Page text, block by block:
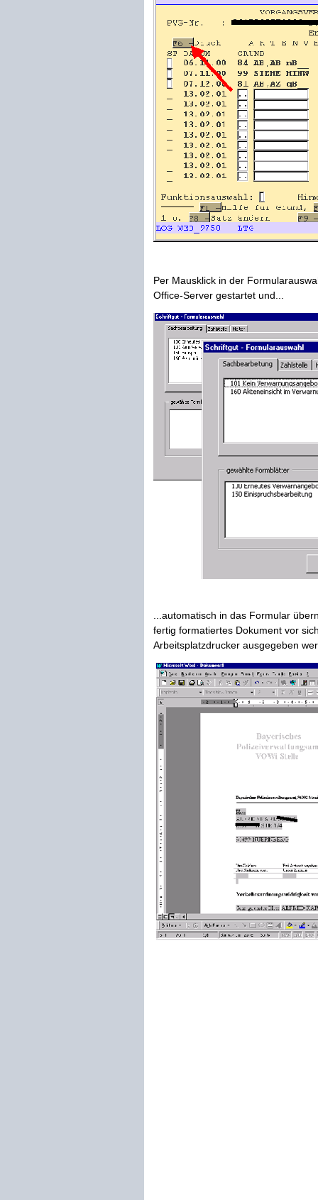
Per Mausklick in der
Office-Server gestartet und...
...automatisch in das Formular
fertig formatiertes Dokument vor
Arbeitsplatzdrucker ausgegeben